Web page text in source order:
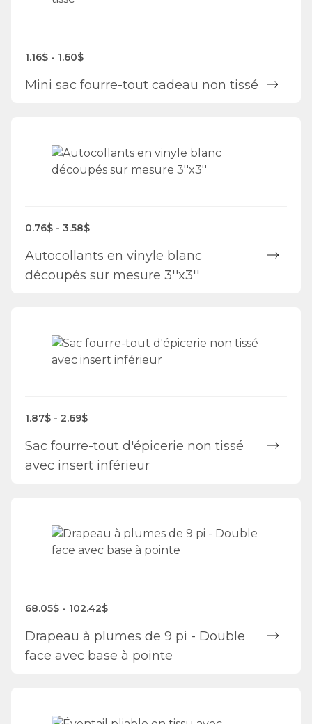
1.16$ - 1.60$
Mini sac fourre-tout cadeau non tissé
0.76$ - 3.58$
Autocollants en vinyle blanc
découpés sur mesure 3''x3''
1.87$ - 2.69$
Sac fourre-tout d'épicerie non tissé
avec insert inférieur
68.05$ - 102.42$
Drapeau à plumes de 9 pi - Double
face avec base à pointe